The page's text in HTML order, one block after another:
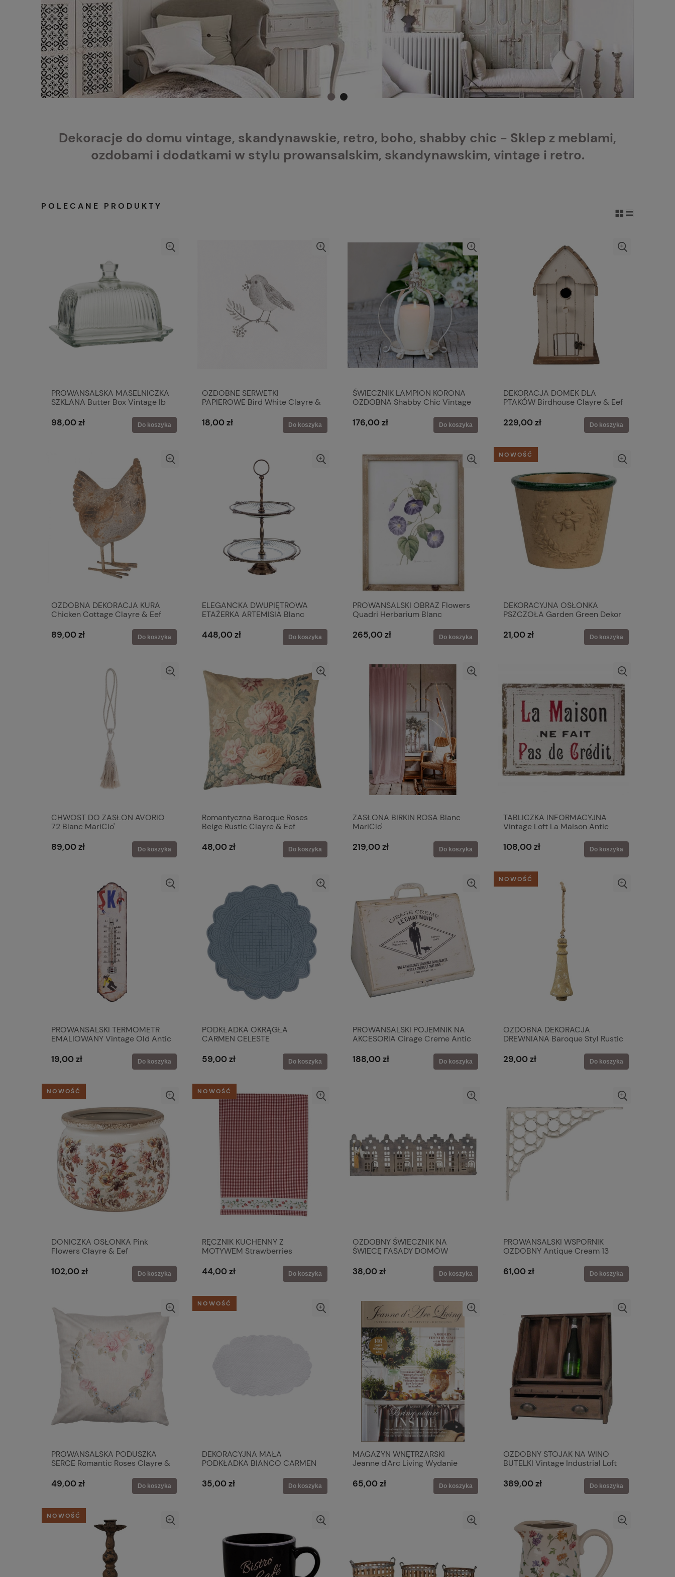
Dekoracje do domu vintage, skandynawskie, retro, boho, shabby chic - Sklep z meblami,
ozdobami i dodatkami w stylu prowansalskim, skandynawskim, vintage i retro.
POLECANE PRODUKTY
PROWANSALSKA MASELNICZKA
SZKLANA Butter Box Vintage Ib
98,00 zł Do koszyka
OZDOBNE SERWETKI
PAPIEROWE Bird White Clayre &
18,00 zł Do koszyka
ŚWIECZNIK LAMPION KORONA
OZDOBNA Shabby Chic Vintage
176,00 zł Do koszyka
DEKORACJA DOMEK DLA
PTAKÓW Birdhouse Clayre & Eef
229,00 zł Do koszyka
OZDOBNA DEKORACJA KURA
Chicken Cottage Clayre & Eef
89,00 zł Do koszyka
ELEGANCKA DWUPIĘTROWA
ETAŻERKA ARTEMISIA Blanc
448,00 zł Do koszyka
PROWANSALSKI OBRAZ Flowers
Quadri Herbarium Blanc
265,00 zł Do koszyka
DEKORACYJNA OSŁONKA
PSZCZOŁA Garden Green Dekor
21,00 zł Do koszyka
NOWOŚĆ
CHWOST DO ZASŁON AVORIO
72 Blanc MariClo'
89,00 zł Do koszyka
Romantyczna Baroque Roses
Beige Rustic Clayre & Eef
48,00 zł Do koszyka
ZASŁONA BIRKIN ROSA Blanc
MariClo'
219,00 zł Do koszyka
TABLICZKA INFORMACYJNA
Vintage Loft La Maison Antic
Prowansalski
108,00 zł Do koszyka
PROWANSALSKI TERMOMETR
EMALIOWANY Vintage Old Antic
19,00 zł Do koszyka
PODKŁADKA OKRĄGŁA
CARMEN CELESTE
59,00 zł Do koszyka
PROWANSALSKI POJEMNIK NA
AKCESORIA Cirage Creme Antic
188,00 zł Do koszyka
OZDOBNA DEKORACJA
DREWNIANA Baroque Styl Rustic
29,00 zł Do koszyka
NOWOŚĆ
DONICZKA OSŁONKA Pink
Flowers Clayre & Eef
102,00 zł Do koszyka
NOWOŚĆ
RĘCZNIK KUCHENNY Z
MOTYWEM Strawberries
Eef
44,00 zł Do koszyka
NOWOŚĆ
OZDOBNY ŚWIECZNIK NA
ŚWIECĘ FASADY DOMÓW
38,00 zł Do koszyka
PROWANSALSKI WSPORNIK
OZDOBNY Antique Cream 13
61,00 zł Do koszyka
PROWANSALSKA PODUSZKA
SERCE Romantic Roses Clayre &
49,00 zł Do koszyka
DEKORACYJNA MAŁA
PODKŁADKA BIANCO CARMEN
35,00 zł Do koszyka
NOWOŚĆ
MAGAZYN WNĘTRZARSKI
Jeanne d'Arc Living Wydanie
65,00 zł Do koszyka
OZDOBNY STOJAK NA WINO
BUTELKI Vintage Industrial Loft
389,00 zł Do koszyka
NOWOŚĆ